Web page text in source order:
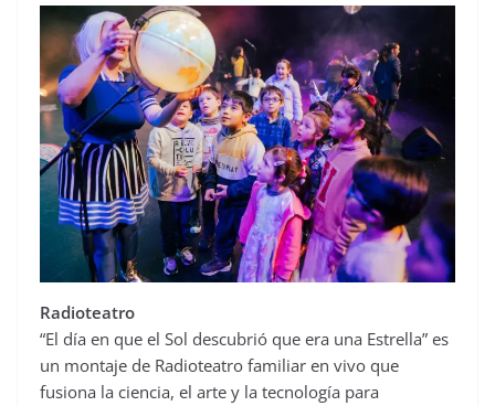
Radioteatro
“El día en que el Sol descubrió que era una Estrella” es
un montaje de Radioteatro familiar en vivo que
fusiona la ciencia, el arte y la tecnología para